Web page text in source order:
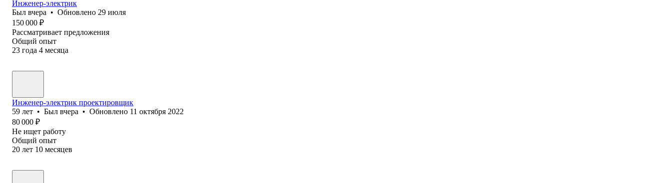
Инженер-электрик
Был вчера • Обновлено 29 июля
150 000 ₽
Рассматривает предложения
Общий опыт
23 года 4 месяца
Инженер-электрик проектировщик
59 лет • Был вчера • Обновлено 11 октября 2022
80 000 ₽
Не ищет работу
Общий опыт
20 лет 10 месяцев